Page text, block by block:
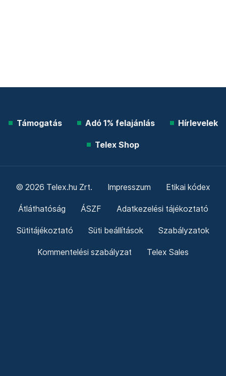
Támogatás Adó 1% felajánlás Hírlevelek
Telex Shop
© 2026 Telex.hu Zrt. Impresszum Etikai kódex
Átláthatóság ÁSZF Adatkezelési tájékoztató
Sütitájékoztató Süti beállítások Szabályzatok
Kommentelési szabályzat Telex Sales